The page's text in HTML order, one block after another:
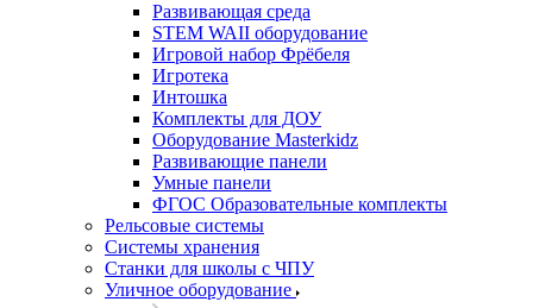
Развивающая среда
STEM WAII оборудование
Игровой набор Фрёбеля
Игротека
Интошка
Комплекты для ДОУ
Оборудование Masterkidz
Развивающие панели
Умные панели
ФГОС Образовательные комплекты
Рельсовые системы
Системы хранения
Станки для школы с ЧПУ
Уличное оборудование